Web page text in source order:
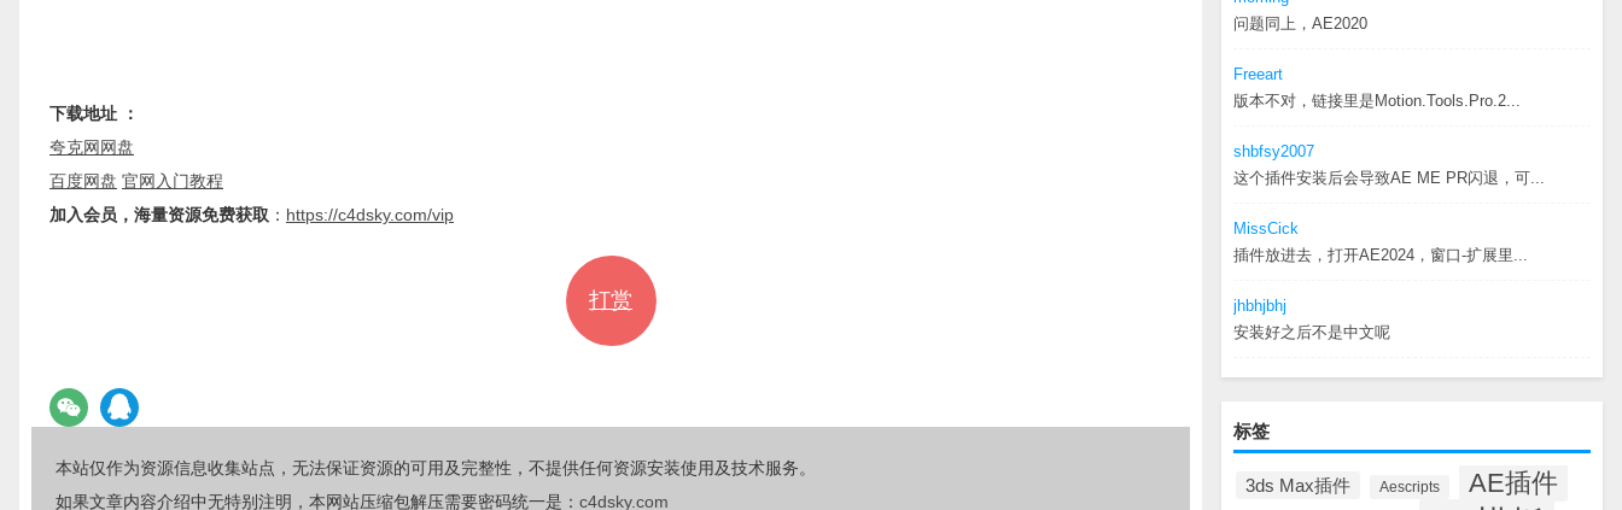
问题同上，AE2020
Freeart
版本不对，链接里是Motion.Tools.Pro.2...
shbfsy2007
这个插件安装后会导致AE ME PR闪退，可...
MissCick
插件放进去，打开AE2024，窗口-扩展里...
jhbhjbhj
安装好之后不是中文呢
标签
3ds Max插件 Aescripts AE插件
下载地址 ：
夸克网网盘
百度网盘 官网入门教程
加入会员，海量资源免费获取 ： https://c4dsky.com/vip
打赏
本站仅作为资源信息收集站点，无法保证资源的可用及完整性，不提供任何资源安装使用及技术服务。
如果文章内容介绍中无特别注明，本网站压缩包解压需要密码统一是： c4dsky.com